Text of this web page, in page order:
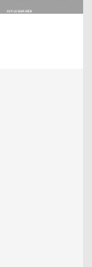
AVV LA GUIA WEB